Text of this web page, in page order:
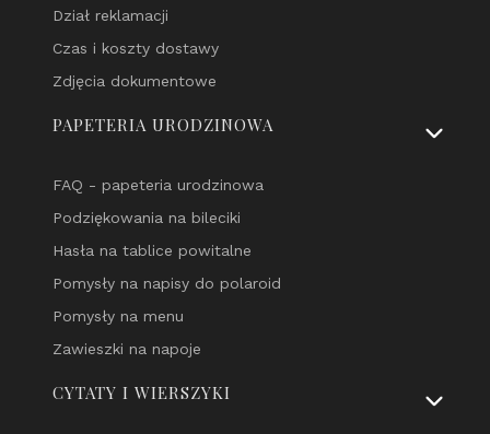
Dział reklamacji
Czas i koszty dostawy
Zdjęcia dokumentowe
PAPETERIA URODZINOWA
FAQ - papeteria urodzinowa
Podziękowania na bileciki
Hasła na tablice powitalne
Pomysły na napisy do polaroid
Pomysły na menu
Zawieszki na napoje
CYTATY I WIERSZYKI